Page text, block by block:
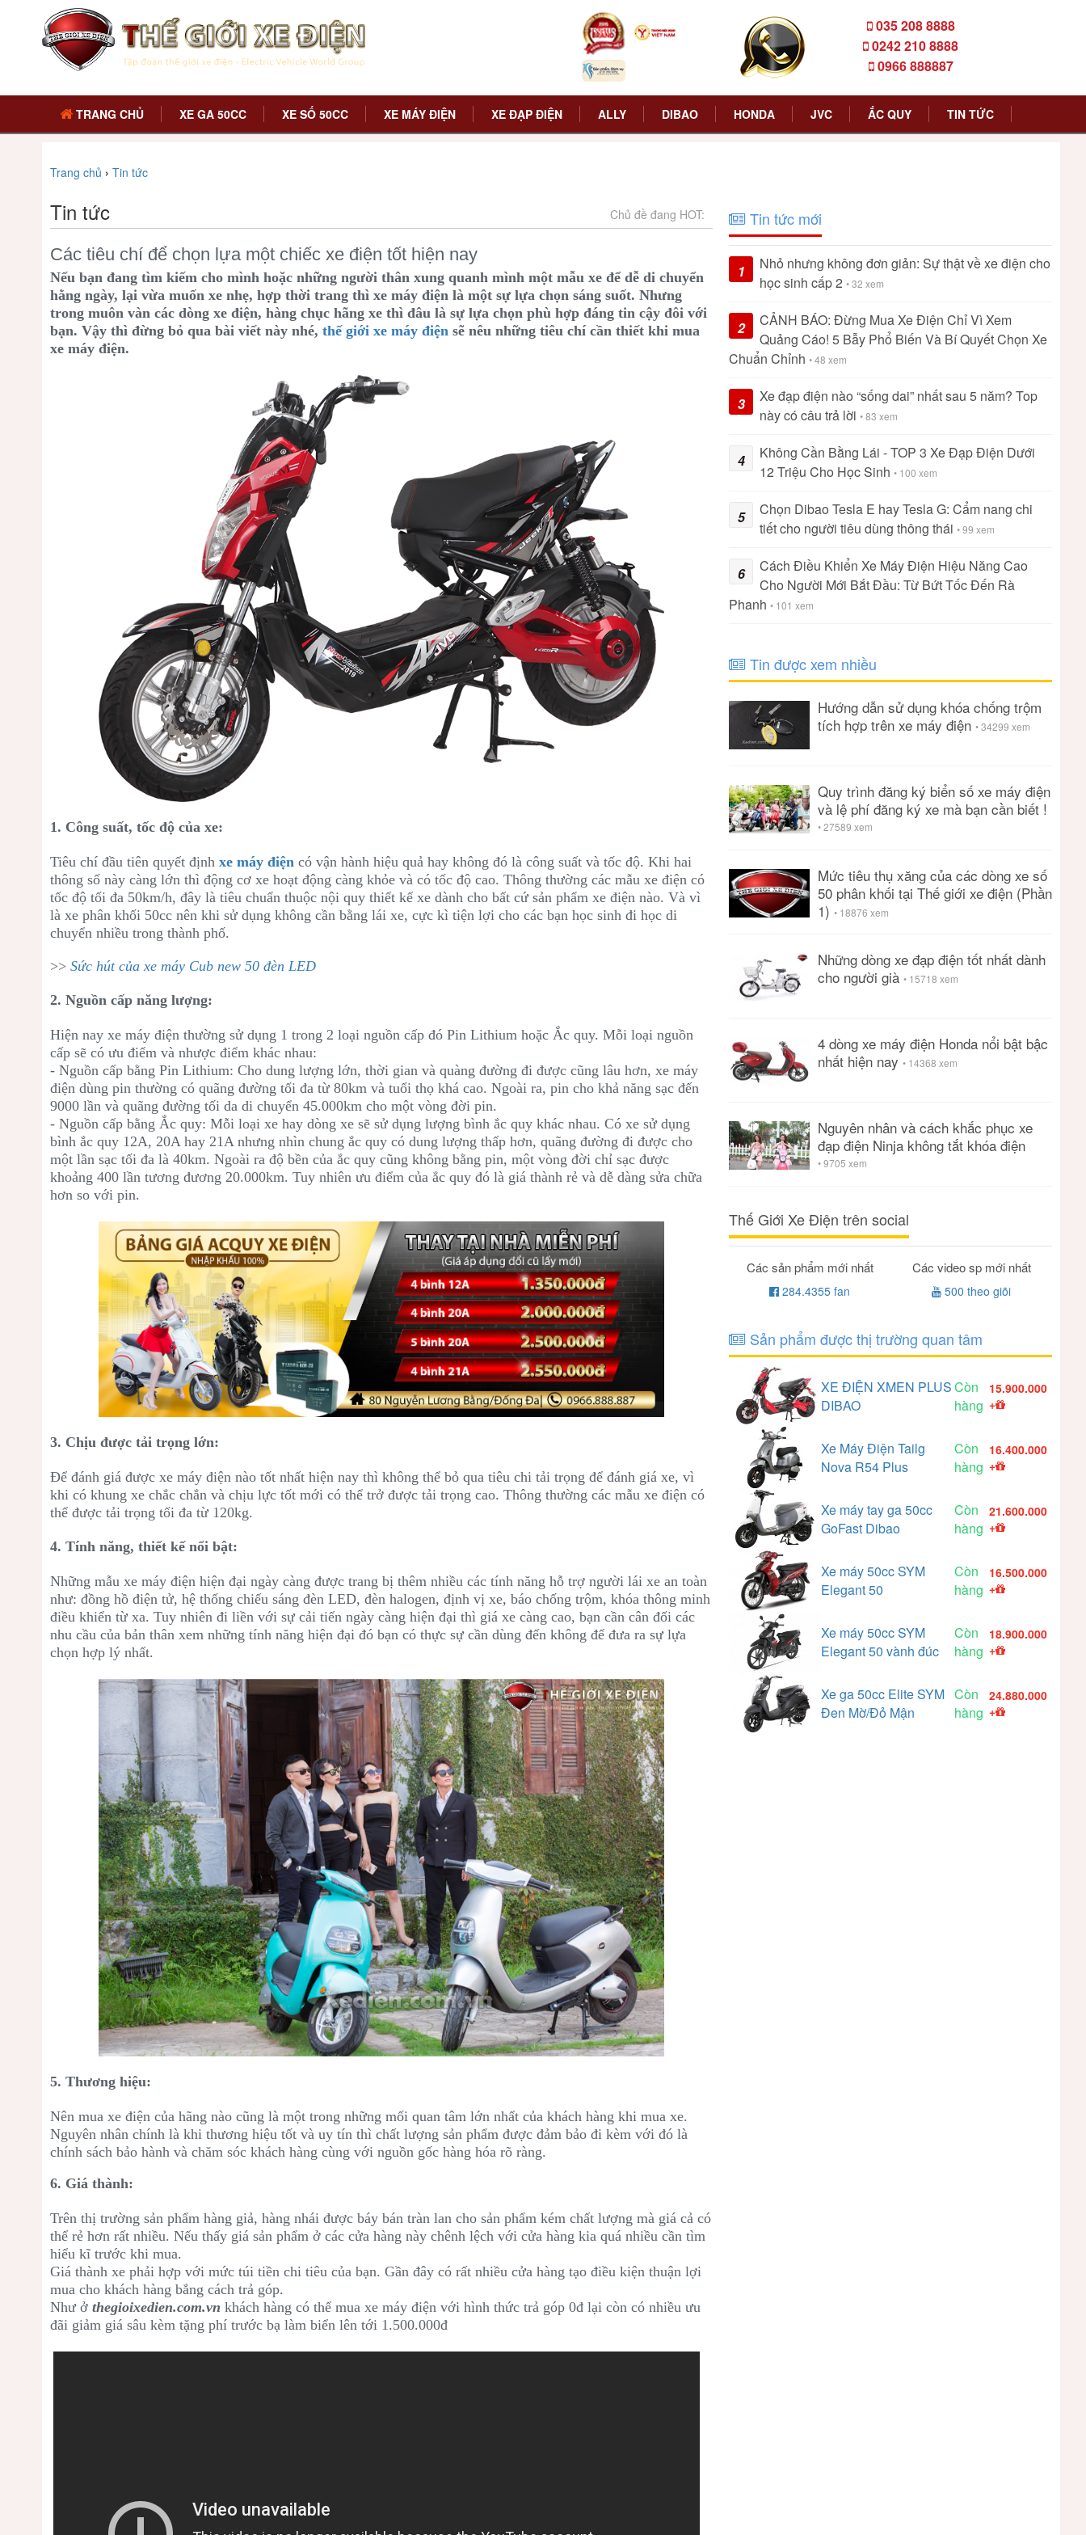
035 208 8888
0242 210 8888
0966 888887
TRANG CHỦ XE GA 50CC XE SỐ 50CC XE MÁY ĐIỆN XE ĐẠP ĐIỆN ALLY DIBAO HONDA JVC ẮC QUY TIN TỨC
Trang chủ › Tin tức
Tin tức Chủ đề đang HOT:
Các tiêu chí để chọn lựa một chiếc xe điện tốt hiện nay
Nếu bạn đang tìm kiếm cho mình hoặc những người thân xung quanh mình một mẫu xe để dễ di chuyển
hằng ngày, lại vừa muốn xe nhẹ, hợp thời trang thì xe máy điện là một sự lựa chọn sáng suốt. Nhưng
trong muôn vàn các dòng xe điện, hàng chục hãng xe thì đâu là sự lựa chọn phù hợp đáng tin cậy đôi với
bạn. Vậy thì đừng bỏ qua bài viết này nhé, thế giới xe máy điện sẽ nêu những tiêu chí cần thiết khi mua
xe máy điện.
1. Công suất, tốc độ của xe:
Tiêu chí đầu tiên quyết định xe máy điện có vận hành hiệu quả hay không đó là công suất và tốc độ. Khi hai
thông số này càng lớn thì động cơ xe hoạt động càng khỏe và có tốc độ cao. Thông thường các mẫu xe điện có
tốc độ tối đa 50km/h, đây là tiêu chuẩn thuộc nội quy thiết kế xe dành cho bất cứ sản phẩm xe điện nào. Và vì
là xe phân khối 50cc nên khi sử dụng không cần bằng lái xe, cực kì tiện lợi cho các bạn học sinh đi học di
chuyển nhiều trong thành phố.
>> Sức hút của xe máy Cub new 50 đèn LED
2. Nguồn cấp năng lượng:
Hiện nay xe máy điện thường sử dụng 1 trong 2 loại nguồn cấp đó Pin Lithium hoặc Ắc quy. Mỗi loại nguồn
cấp sẽ có ưu điểm và nhược điểm khác nhau:
- Nguồn cấp bằng Pin Lithium: Cho dung lượng lớn, thời gian và quàng đường đi được cũng lâu hơn, xe máy
điện dùng pin thường có quãng đường tối đa từ 80km và tuổi thọ khá cao. Ngoài ra, pin cho khả năng sạc đến
9000 lần và quãng đường tối da di chuyển 45.000km cho một vòng đời pin.
- Nguồn cấp bằng Ắc quy: Mỗi loại xe hay dòng xe sẽ sử dụng lượng bình ắc quy khác nhau. Có xe sử dụng
bình ắc quy 12A, 20A hay 21A nhưng nhìn chung ắc quy có dung lượng thấp hơn, quãng đường đi được cho
một lần sạc tối đa là 40km. Ngoài ra độ bền của ắc quy cũng không bằng pin, một vòng đời chỉ sạc được
khoảng 400 lần tương đương 20.000km. Tuy nhiên ưu điểm của ắc quy đó là giá thành rẻ và dễ dàng sửa chữa
hơn so với pin.
3. Chịu được tải trọng lớn:
Để đánh giá được xe máy điện nào tốt nhất hiện nay thì không thể bỏ qua tiêu chi tải trọng để đánh giá xe, vì
khi có khung xe chắc chắn và chịu lực tốt mới có thể trở được tải trọng cao. Thông thường các mẫu xe điện có
thể được tải trọng tối đa từ 120kg.
4. Tính năng, thiết kế nổi bật:
Những mẫu xe máy điện hiện đại ngày càng được trang bị thêm nhiều các tính năng hỗ trợ người lái xe an toàn
như: đồng hồ điện tử, hệ thống chiếu sáng đèn LED, đèn halogen, định vị xe, báo chống trộm, khóa thông minh
điều khiển từ xa. Tuy nhiên đi liền với sự cải tiến ngày càng hiện đại thì giá xe càng cao, bạn cần cân đối các
nhu cầu của bản thân xem những tính năng hiện đại đó bạn có thực sự cần dùng đến không để đưa ra sự lựa
chọn hợp lý nhất.
5. Thương hiệu:
Nên mua xe điện của hãng nào cũng là một trong những mối quan tâm lớn nhất của khách hàng khi mua xe.
Nguyên nhân chính là khi thương hiệu tốt và uy tín thì chất lượng sản phẩm được đảm bảo đi kèm với đó là
chính sách bảo hành và chăm sóc khách hàng cùng với nguồn gốc hàng hóa rõ ràng.
6. Giá thành:
Trên thị trường sản phẩm hàng giả, hàng nhái được báy bán tràn lan cho sản phẩm kém chất lượng mà giá cả có
thể rẻ hơn rất nhiều. Nếu thấy giá sản phẩm ở các cửa hàng này chênh lệch với cửa hàng kia quá nhiều cần tìm
hiểu kĩ trước khi mua.
Giá thành xe phải hợp với mức túi tiền chi tiêu của bạn. Gần đây có rất nhiều cửa hàng tạo điều kiện thuận lợi
mua cho khách hàng bắng cách trả góp.
Như ở thegioixedien.com.vn khách hàng có thể mua xe máy điện với hình thức trả góp 0đ lại còn có nhiều ưu
đãi giảm giá sâu kèm tặng phí trước bạ làm biển lên tới 1.500.000đ
Tin tức mới
1
Nhỏ nhưng không đơn giản: Sự thật về xe điện cho
học sinh cấp 2 • 32 xem
2
CẢNH BÁO: Đừng Mua Xe Điện Chỉ Vì Xem
Quảng Cáo! 5 Bẫy Phổ Biến Và Bí Quyết Chọn Xe
Chuẩn Chỉnh • 48 xem
3
Xe đạp điện nào “sống dai” nhất sau 5 năm? Top
này có câu trả lời • 83 xem
4
Không Cần Bằng Lái - TOP 3 Xe Đạp Điện Dưới
12 Triệu Cho Học Sinh • 100 xem
5
Chọn Dibao Tesla E hay Tesla G: Cẩm nang chi
tiết cho người tiêu dùng thông thái • 99 xem
6
Cách Điều Khiển Xe Máy Điện Hiệu Năng Cao
Cho Người Mới Bắt Đầu: Từ Bứt Tốc Đến Rà
Phanh • 101 xem
Tin được xem nhiều
Hướng dẫn sử dụng khóa chống trộm
tích hợp trên xe máy điện • 34299 xem
Quy trình đăng ký biển số xe máy điện
và lệ phí đăng ký xe mà bạn cần biết !
• 27589 xem
Mức tiêu thụ xăng của các dòng xe số
50 phân khối tại Thế giới xe điện (Phần
1) • 18876 xem
Những dòng xe đạp điện tốt nhất dành
cho người già • 15718 xem
4 dòng xe máy điện Honda nổi bật bậc
nhất hiện nay • 14368 xem
Nguyên nhân và cách khắc phục xe
đạp điện Ninja không tắt khóa điện
• 9705 xem
Thế Giới Xe Điện trên social
Các sản phẩm mới nhất
284.4355 fan
Các video sp mới nhất
500 theo giõi
Sản phẩm được thị trường quan tâm
XE ĐIỆN XMEN PLUS
DIBAO
Còn
hàng
15.900.000
+
Xe Máy Điện Tailg
Nova R54 Plus
Còn
hàng
16.400.000
+
Xe máy tay ga 50cc
GoFast Dibao
Còn
hàng
21.600.000
+
Xe máy 50cc SYM
Elegant 50
Còn
hàng
16.500.000
+
Xe máy 50cc SYM
Elegant 50 vành đúc
Còn
hàng
18.900.000
+
Xe ga 50cc Elite SYM
Đen Mờ/Đỏ Mận
Còn
hàng
24.880.000
+